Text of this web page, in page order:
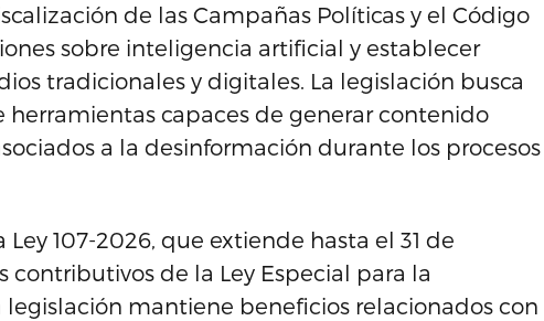
de las Campañas Políticas y el Código
sobre inteligencia artificial y establecer
tradicionales y digitales. La legislación busca
capaces de generar contenido
a la desinformación durante los procesos
107-2026, que extiende hasta el 31 de
de la Ley Especial para la
legislación mantiene beneficios relacionados con